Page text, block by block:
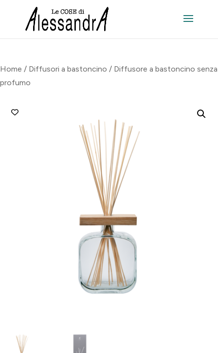
Home / Diffusori a bastoncino / Diffusore a bastoncino senza
profumo